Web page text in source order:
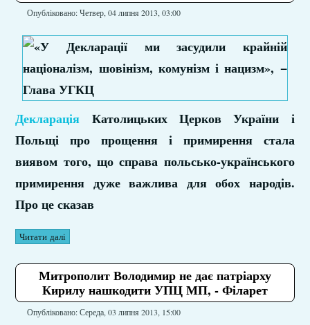
Опубліковано: Четвер, 04 липня 2013, 03:00
Декларація Католицьких Церков України і
Польщі про прощення і примирення стала
виявом того, що справа польсько-українського
примирення дуже важлива для обох народів.
Про це сказав
Читати далі
Митрополит Володимир не дає патріарху
Кирилу нашкодити УПЦ МП, - Філарет
Опубліковано: Середа, 03 липня 2013, 15:00